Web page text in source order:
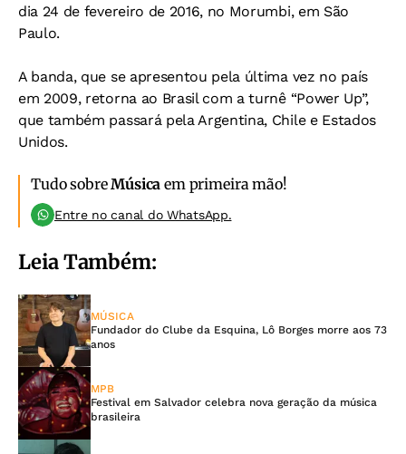
dia 24 de fevereiro de 2016, no Morumbi, em São
Paulo.
A banda, que se apresentou pela última vez no país
em 2009, retorna ao Brasil com a turnê “Power Up”,
que também passará pela Argentina, Chile e Estados
Unidos.
Tudo sobreMúsica em primeira mão!
Entre no canal do WhatsApp.
Leia Também:
MÚSICA
Fundador do Clube da Esquina, Lô Borges morre aos 73
anos
MPB
Festival em Salvador celebra nova geração da música
brasileira